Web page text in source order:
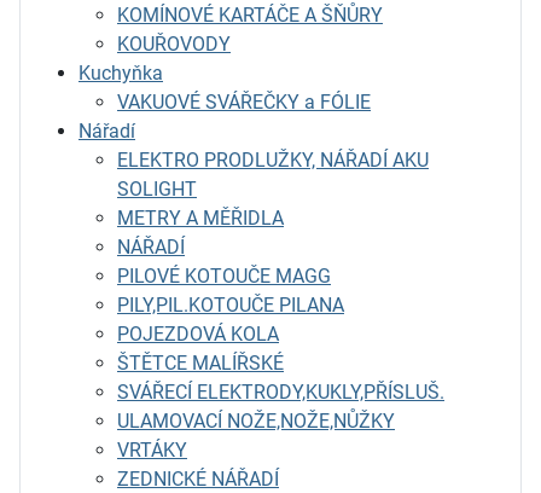
KOMÍNOVÉ KARTÁČE A ŠŇŮRY
KOUŘOVODY
Kuchyňka
VAKUOVÉ SVÁŘEČKY a FÓLIE
Nářadí
ELEKTRO PRODLUŽKY, NÁŘADÍ AKU
SOLIGHT
METRY A MĚŘIDLA
NÁŘADÍ
PILOVÉ KOTOUČE MAGG
PILY,PIL.KOTOUČE PILANA
POJEZDOVÁ KOLA
ŠTĚTCE MALÍŘSKÉ
SVÁŘECÍ ELEKTRODY,KUKLY,PŘÍSLUŠ.
ULAMOVACÍ NOŽE,NOŽE,NŮŽKY
VRTÁKY
ZEDNICKÉ NÁŘADÍ